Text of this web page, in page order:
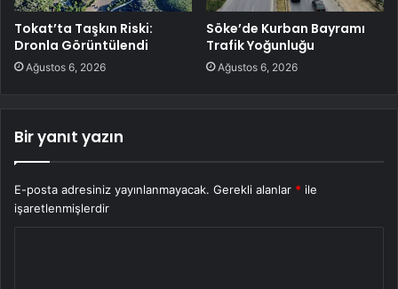
Tokat’ta Taşkın Riski:
Dronla Görüntülendi
Ağustos 6, 2026
Söke’de Kurban Bayramı
Trafik Yoğunluğu
Ağustos 6, 2026
Bir yanıt yazın
E-posta adresiniz yayınlanmayacak. Gerekli alanlar * ile
işaretlenmişlerdir